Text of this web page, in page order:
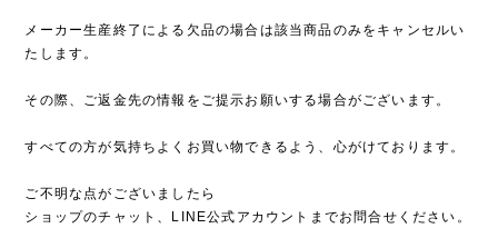
メーカー生産終了による欠品の場合は該当商品のみをキャンセルい
たします。
その際、ご返金先の情報をご提示お願いする場合がございます。
すべての方が気持ちよくお買い物できるよう、心がけております。
ご不明な点がございましたら
ショップのチャット、LINE公式アカウントまでお問合せください。